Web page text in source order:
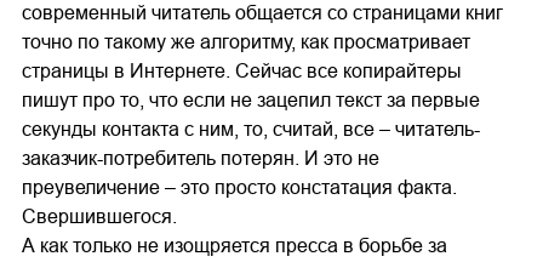
современный читатель общается со страницами книг
точно по такому же алгоритму, как просматривает
страницы в Интернете. Сейчас все копирайтеры
пишут про то, что если не зацепил текст за первые
секунды контакта с ним, то, считай, все – читатель-
заказчик-потребитель потерян. И это не
преувеличение – это просто констатация факта.
Свершившегося.
А как только не изощряется пресса в борьбе за